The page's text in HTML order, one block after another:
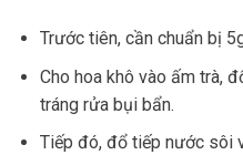
Trước tiên, cần chuẩn bị
Cho hoa khô vào ấm trà,
tráng rửa bụi bẩn.
Tiếp đó, đổ tiếp nước sôi